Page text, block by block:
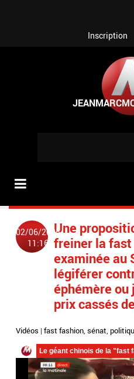
Inscription
02/06/2025
11:16
Une
freiner la
examinée au
légiférer
éphémère ou
prix cassés
Vidéos |fast fashion,sénat,